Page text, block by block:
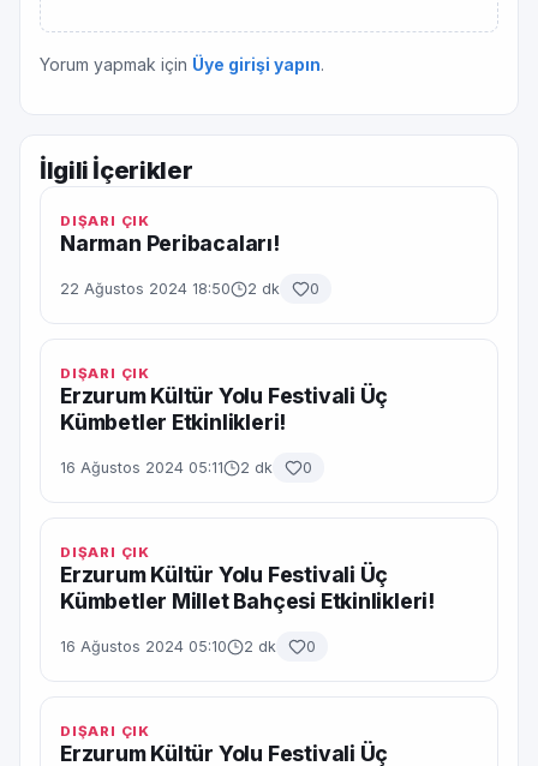
Yorum yapmak için Üye girişi yapın.
İlgili İçerikler
DIŞARI ÇIK
Narman Peribacaları!
22 Ağustos 2024 18:50 2 dk 0
DIŞARI ÇIK
Erzurum Kültür Yolu Festivali Üç
Kümbetler Etkinlikleri!
16 Ağustos 2024 05:11 2 dk 0
DIŞARI ÇIK
Erzurum Kültür Yolu Festivali Üç
Kümbetler Millet Bahçesi Etkinlikleri!
16 Ağustos 2024 05:10 2 dk 0
DIŞARI ÇIK
Erzurum Kültür Yolu Festivali Üç